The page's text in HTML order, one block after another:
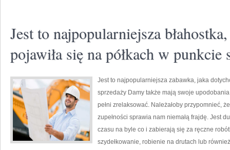
Jest to najpopularniejsza
pojawiła się na półkach w punkcie
Jest to najpopularniejsza zabawka, jaka
sprzedaży Damy także mają swoje
pełni zrelaksować. Należałoby przypomnieć,
zupełności sprawia nam niemałą frajdę. Jest
czasu na byle co i zabierają się za ręczne
szydełkowanie, robienie na drutach lub